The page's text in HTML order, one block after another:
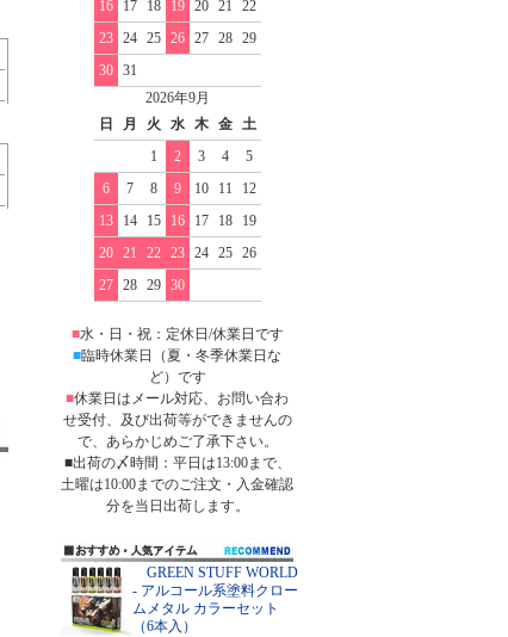
16
17 18 19 20 21
22
23
24 25 26 27 28
29
30
31
2026年9月
日
月 火 水 木 金
土
1
2 3 4
5
6
7 8 9 10 11
12
13
14 15 16 17 18
19
20
21 22 23 24 25
26
27
28 29 30
■水・日・祝：定休日/休業日です
■臨時休業日（夏・冬季休業日な
ど）です
■休業日はメール対応、お問い合わ
せ受付、及び出荷等ができませんの
で、あらかじめご了承下さい。
■出荷の〆時間：平日は13:00まで、
土曜は10:00までのご注文・入金確認
分を当日出荷します。
GREEN STUFF WORLD
- アルコール系塗料クロー
ムメタル カラーセット
（6本入）